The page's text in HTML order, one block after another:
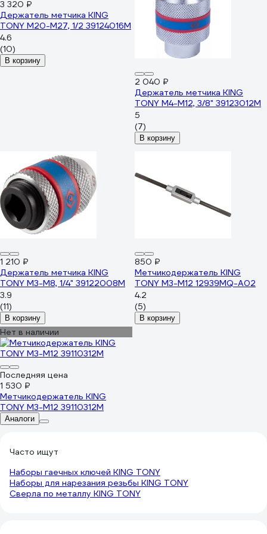
3 320 ₽
Держатель метчика KING
TONY М20-М27, 1/2 39124016M
4.6
(10)
В корзину
2 040 ₽
Держатель метчика KING
TONY М4-М12, 3/8" 39123012M
5
(7)
В корзину
1 210 ₽
Держатель метчика KING
TONY М3-М8, 1/4" 39122008M
3.9
(11)
В корзину
850 ₽
Метчикодержатель KING
TONY М3-М12 12939MQ-A02
4.2
(5)
В корзину
Нет в наличии
Последняя цена
1 530 ₽
Метчикодержатель KING
TONY М3-М12 39110312M
Аналоги
Часто ищут
Наборы гаечных ключей KING TONY
Наборы для нарезания резьбы KING TONY
Сверла по металлу KING TONY